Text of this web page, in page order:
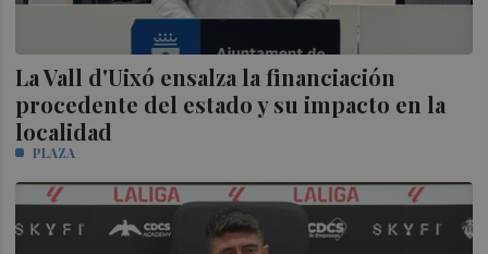
La Vall d'Uixó ensalza la financiación
procedente del estado y su impacto en la
localidad
PLAZA